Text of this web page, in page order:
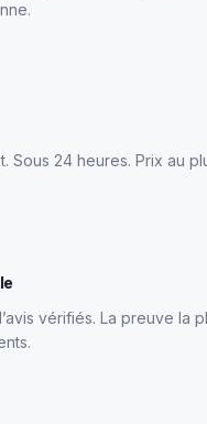
Sous 24 heures. Prix au
vérifiés. La preuve la